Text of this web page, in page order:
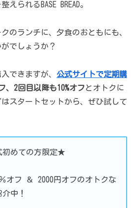
られるBASE BREAD。
のランチに、夕食のおともにも、
でしょうか？
できますが、 公式サイトで定期購
、2回目以降も10%オフとオトクに
スタートセットから、ぜひ試して
初めての方限定★
オフ ＆ 2000円オフのオトクな
中！